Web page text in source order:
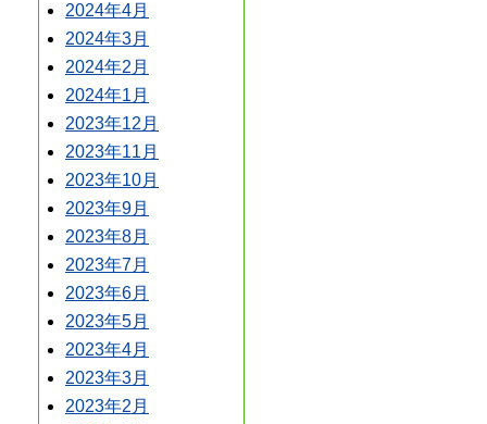
2024年4月
2024年3月
2024年2月
2024年1月
2023年12月
2023年11月
2023年10月
2023年9月
2023年8月
2023年7月
2023年6月
2023年5月
2023年4月
2023年3月
2023年2月